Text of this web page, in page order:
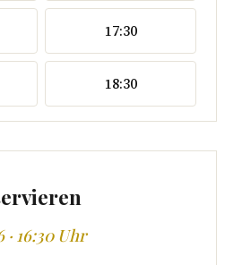
17:30
18:30
16:30 Uhr